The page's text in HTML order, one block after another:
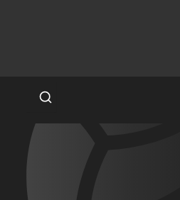
Spielersuche